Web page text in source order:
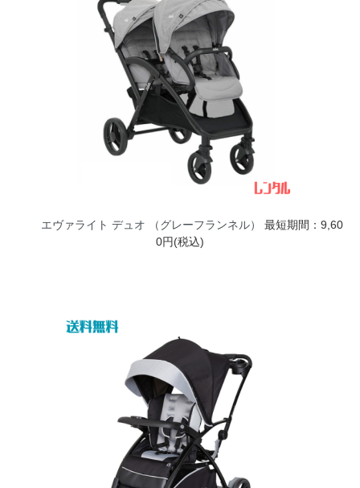
エヴァライト デュオ （グレーフランネル）
最短期間：9,60
0円(税込)